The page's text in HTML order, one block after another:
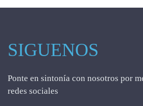
SIGUENOS
Ponte en sintonía con nosotros por
redes sociales